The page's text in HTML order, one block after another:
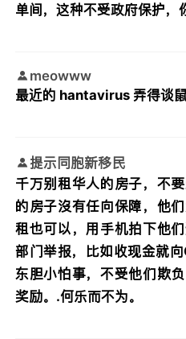
单间，这种不受政府保护，
meowww
最近的 hantavirus 弄得谈
提示同胞新移民
千万别租华人的房子，不
的房子沒有任向保障，他们
租也可以，用手机拍下他
部门举报，比如收现金就
东胆小怕事，不受他们欺
奖励。.何乐而不为。